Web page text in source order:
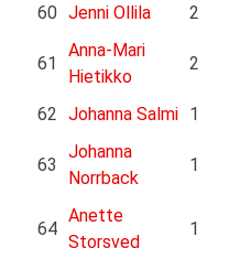
60 Jenni Ollila 2
61
Anna-Mari
Hietikko
2
62 Johanna Salmi 1
63
Johanna
Norrback
1
64
Anette
Storsved
1